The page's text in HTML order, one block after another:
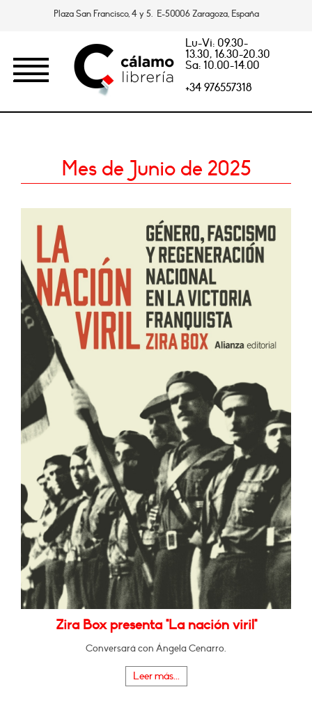
Plaza San Francisco, 4 y 5. E-50006 Zaragoza, España
Lu-Vi: 09.30-
13.30, 16.30-20.30
Sa: 10.00-14.00
+34 976557318
Mes de Junio de 2025
Zira Box presenta "La nación viril"
Conversará con Ángela Cenarro.
Leer más...